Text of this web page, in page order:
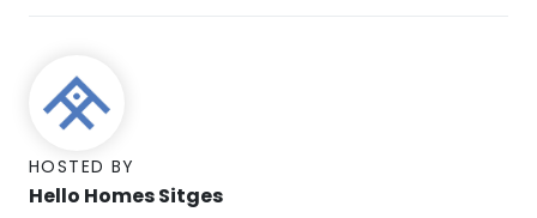
HOSTED BY
Hello Homes Sitges